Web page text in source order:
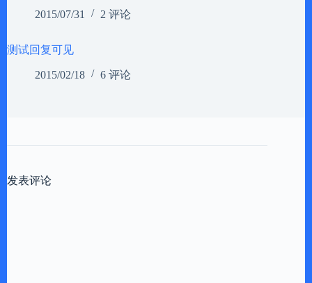
2015/07/31 2 评论
测试回复可见
2015/02/18 6 评论
发表评论